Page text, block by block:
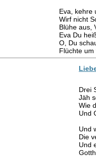
Eva, kehre
Wirf nicht
Blühe aus,
Eva Du
O, Du
Flüchte
Drei
Jäh
Wie
Und
Und
Die
Und